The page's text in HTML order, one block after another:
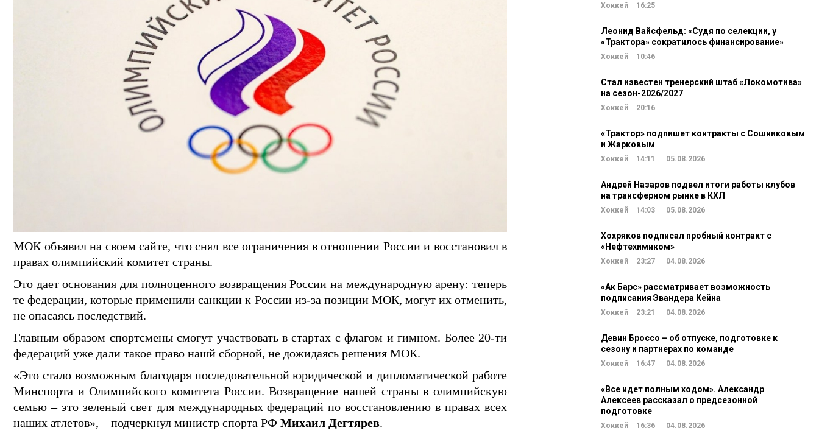
МОК объявил на своем сайте, что снял все ограничения в отношении России и восстановил в
правах олимпийский комитет страны.
Это дает основания для полноценного возвращения России на международную арену: теперь
те федерации, которые применили санкции к России из-за позиции МОК, могут их отменить,
не опасаясь последствий.
Главным образом спортсмены смогут участвовать в стартах с флагом и гимном. Более 20-ти
федераций уже дали такое право нашй сборной, не дожидаясь решения МОК.
«Это стало возможным благодаря последовательной юридической и дипломатической работе
Минспорта и Олимпийского комитета России. Возвращение нашей страны в олимпийскую
семью – это зеленый свет для международных федераций по восстановлению в правах всех
наших атлетов», – подчеркнул министр спорта РФ Михаил Дегтярев.
Хоккей 16:25
Леонид Вайсфельд: «Судя по селекции, у
«Трактора» сократилось финансирование»
Хоккей 10:46
Стал известен тренерский штаб «Локомотива»
на сезон-2026/2027
Хоккей 20:16
«Трактор» подпишет контракты с Сошниковым
и Жарковым
Хоккей 14:11 05.08.2026
Андрей Назаров подвел итоги работы клубов
на трансферном рынке в КХЛ
Хоккей 14:03 05.08.2026
Хохряков подписал пробный контракт с
«Нефтехимиком»
Хоккей 23:27 04.08.2026
«Ак Барс» рассматривает возможность
подписания Эвандера Кейна
Хоккей 23:21 04.08.2026
Девин Броссо – об отпуске, подготовке к
сезону и партнерах по команде
Хоккей 16:47 04.08.2026
«Все идет полным ходом». Александр
Алексеев рассказал о предсезонной
подготовке
Хоккей 16:36 04.08.2026